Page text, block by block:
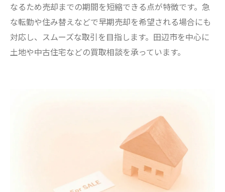
なるため売却までの期間を短縮できる点が特徴です。急
な転勤や住み替えなどで早期売却を希望される場合にも
対応し、スムーズな取引を目指します。田辺市を中心に
土地や中古住宅などの買取相談を承っています。